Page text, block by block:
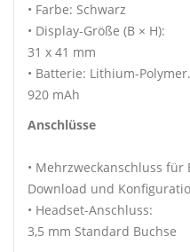
• Farbe: Schwarz
• Display-Größe (B × H):
31 x 41 mm
• Batterie: Lithium-
920 mAh
Anschlüsse
• Mehrzweckanschluss
Download und
• Headset-Anschluss:
3,5 mm Standard Buchse